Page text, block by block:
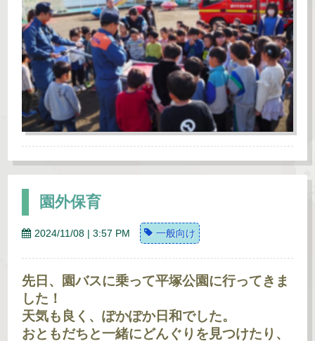
園外保育
2024/11/08 | 3:57 PM 一般向け
先日、園バスに乗って平塚公園に行ってきま
した！
天気も良く、ぽかぽか日和でした。
おともだちと一緒にどんぐりを見つけたり、